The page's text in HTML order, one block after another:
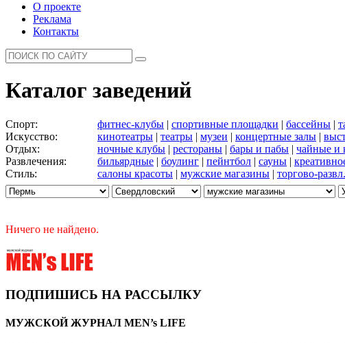
О проекте
Реклама
Контакты
Каталог заведений
Спорт: фитнес-клубы | спортивные площадки | бассейны |
Искусство:
кинотеатры | театры | музеи | концертные залы |
Отдых:
ночные клубы | рестораны | бары и пабы | чайные и
Развлечения:
бильярдные | боулинг | пейнтбол | сауны |
Стиль:
салоны красоты | мужские магазины | торгово-
Ничего не найдено.
ПОДПИШИСЬ НА РАССЫЛКУ
МУЖСКОЙ ЖУРНАЛ MEN’s LIFE